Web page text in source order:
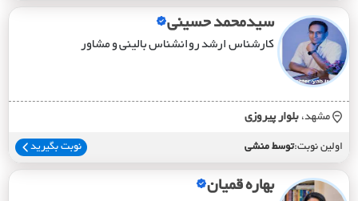
سیدمحمد حسینی
کارشناس ارشد روانشناس بالینی و مشاور
مشهد، بلوار پيروزي
اولین نوبت:توسط منشی نوبت بگیرید
بهاره قمیان